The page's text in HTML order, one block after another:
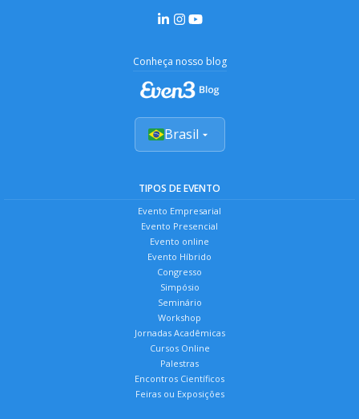
Conheça nosso blog
Brasil
TIPOS DE EVENTO
Evento Empresarial
Evento Presencial
Evento online
Evento Híbrido
Congresso
Simpósio
Seminário
Workshop
Jornadas Acadêmicas
Cursos Online
Palestras
Encontros Científicos
Feiras ou Exposições